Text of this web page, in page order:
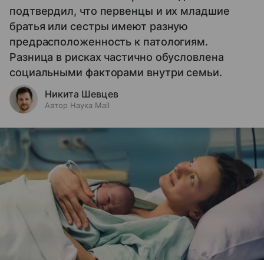
подтвердил, что первенцы и их младшие
братья или сестры имеют разную
предрасположенность к патологиям.
Разница в рисках частично обусловлена
социальными факторами внутри семьи.
Никита Шевцев
Автор Наука Mail